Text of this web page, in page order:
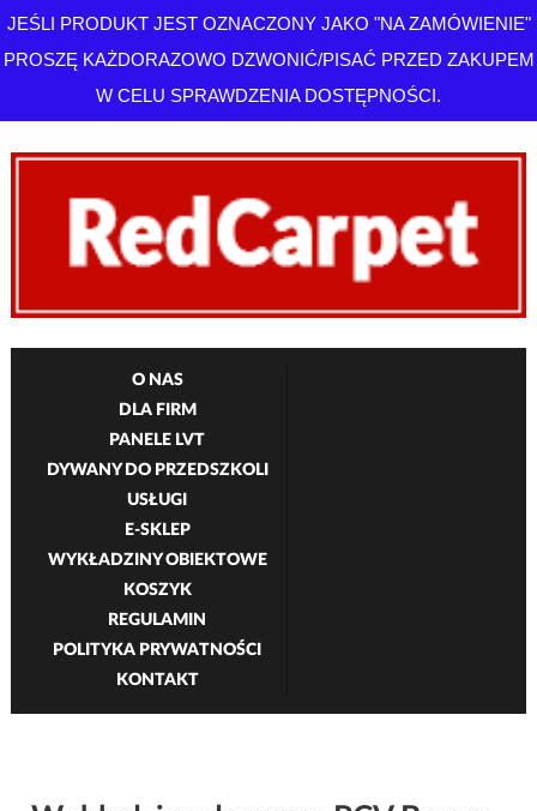
JEŚLI PRODUKT JEST OZNACZONY JAKO "NA ZAMÓWIENIE"
PROSZĘ KAŻDORAZOWO DZWONIĆ/PISAĆ PRZED ZAKUPEM
W CELU SPRAWDZENIA DOSTĘPNOŚCI.
O NAS
DLA FIRM
PANELE LVT
DYWANY DO PRZEDSZKOLI
USŁUGI
E-SKLEP
WYKŁADZINY OBIEKTOWE
KOSZYK
REGULAMIN
POLITYKA PRYWATNOŚCI
KONTAKT